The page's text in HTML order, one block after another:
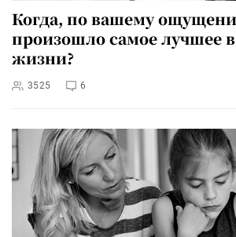
Когда, по вашему
произошло самое лучшее
жизни?
3525 6